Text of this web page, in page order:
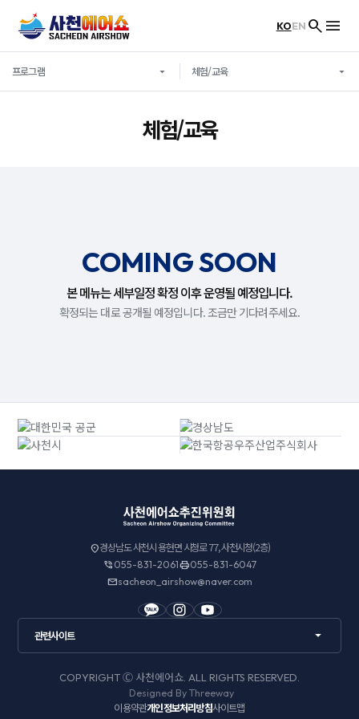
KOEN
프로그램 체험/교육
체험/교육
COMING SOON
본 메뉴는 세부일정 확정 이후 운영될 예정입니다.
확정되는 대로 공개될 예정입니다. 조금만 기다려주세요.
경상남도 사천시 용현면 시청로 77, 사천시청(2층)
055-831-2061
055-831-6047
sacheon_airshow@naver.com
관련사이트
COPYRIGHT Ⓒ 사천에어쇼. ALL RIGHTS RESERVED.
Designed By Threeway
이용약관개인정보처리방침사이트맵